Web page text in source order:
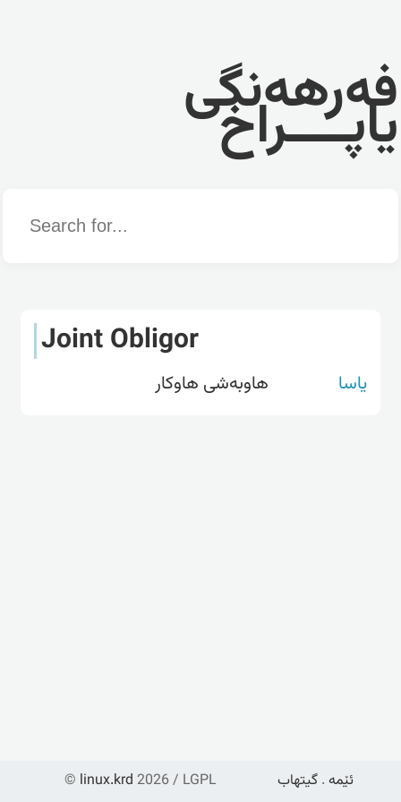
فەرهەنگی
یاپــــراخ
Word
Joint Obligor
یاسا هاوبەشی هاوکار
© linux.krd 2026 / LGPL ئێمە . گیتهاب